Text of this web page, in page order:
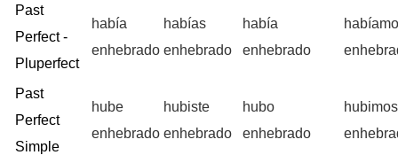
Past
Perfect -
Pluperfect
había
enhebrado
habías
enhebrado
había
enhebrado
Past
Perfect
Simple
hube
enhebrado
hubiste
enhebrado
hubo
enhebrado
hubimos